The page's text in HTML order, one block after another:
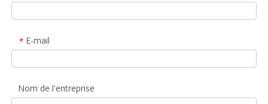
* E-mail
Nom de l'entreprise